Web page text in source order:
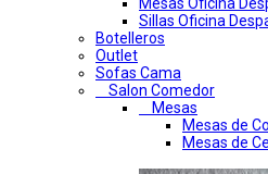
Mesas Oficina
Sillas Oficina
Botelleros
Outlet
Sofas Cama
Salon Comedor
Mesas
Mesas de
Mesas de